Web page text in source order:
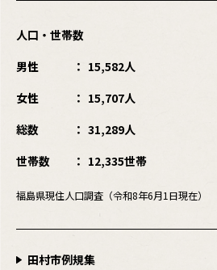
人口・世帯数
男性
15,582人
女性
15,707人
総数
31,289人
世帯数
12,335世帯
福島県現住人口調査（令和8年6月1日現在）
田村市例規集